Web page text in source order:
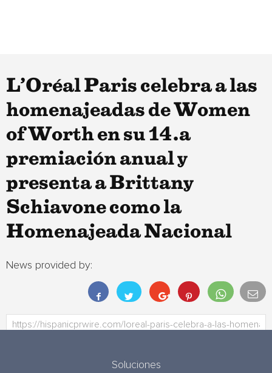
L’Oréal Paris celebra a las
homenajeadas de Women
of Worth en su 14.a
premiación anual y
presenta a Brittany
Schiavone como la
Homenajeada Nacional
News provided by:
Soluciones